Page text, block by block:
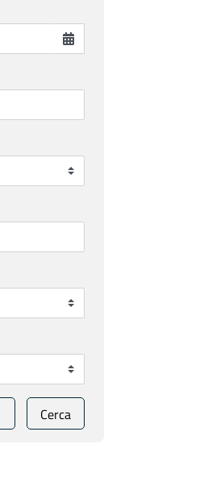
Cerca